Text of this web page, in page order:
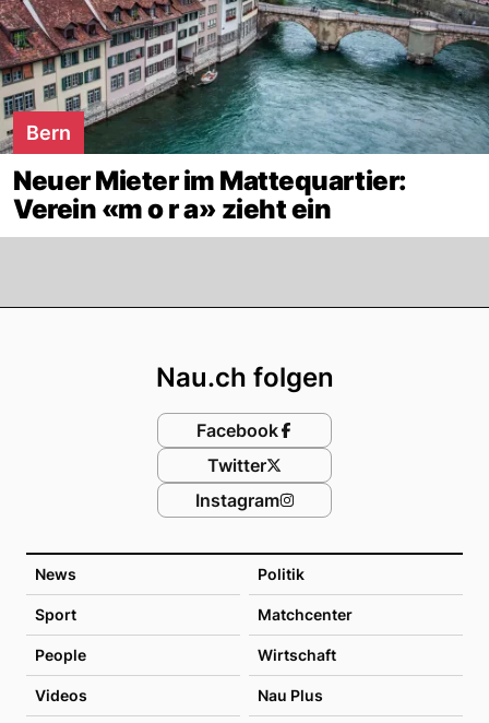
Bern
Neuer Mieter im Mattequartier:
Verein «m o r a» zieht ein
News Politik
Sport Matchcenter
People Wirtschaft
Videos Nau Plus
Nau.ch folgen
Facebook
Twitter
Instagram